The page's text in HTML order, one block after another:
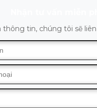
thông tin, chúng tôi sẽ liên